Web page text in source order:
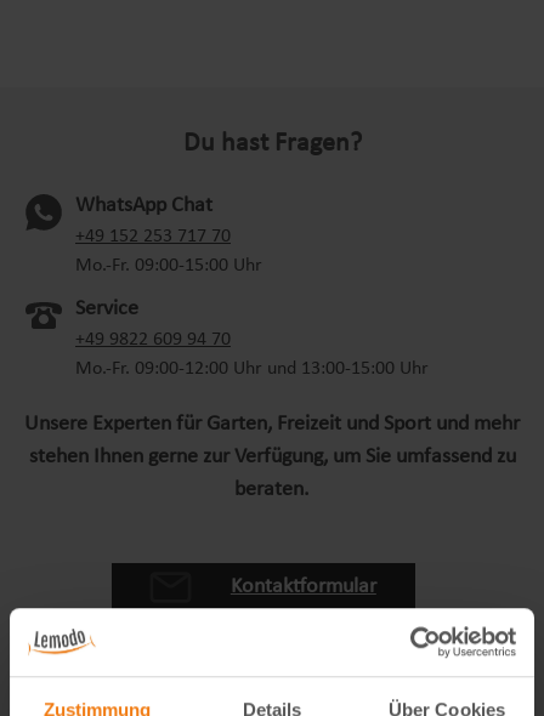
Zustimmung Details Über Cookies
Du hast Fragen?
WhatsApp Chat
+49 152 253 717 70
Mo.-Fr. 09:00-15:00 Uhr
Service
+49 9822 609 94 70
Mo.-Fr. 09:00-12:00 Uhr und 13:00-15:00 Uhr
Unsere Experten für Garten, Freizeit und Sport und mehr
stehen Ihnen gerne zur Verfügung, um Sie umfassend zu
beraten.
Kontaktformular